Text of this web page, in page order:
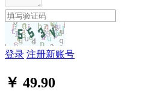
登录 注册新账号
￥ 49.90